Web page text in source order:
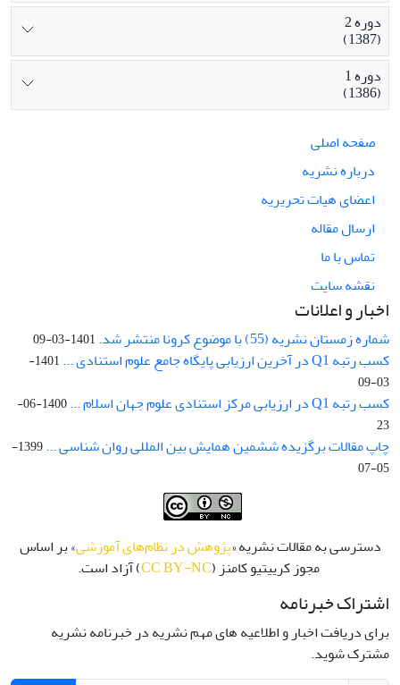
دوره 2
(1387)
دوره 1
(1386)
صفحه اصلی
درباره نشریه
اعضای هیات تحریریه
ارسال مقاله
تماس با ما
نقشه سایت
اخبار و اعلانات
شماره زمستان نشریه (55) با موضوع کرونا منتشر شد. 1401-03-09
کسب رتبه Q1 در آخرین ارزیابی پایگاه جامع علوم استنادی ...
1401-
03-09
کسب رتبه Q1 در ارزیابی مرکز استنادی علوم جهان اسلام ...
1400-06-
23
چاپ مقالات برگزیده ششمین همایش بین المللی روان شناسی ...
1399-
05-07
دسترسی به مقالات نشریه «پژوهش در نظام‌های آموزشی» بر اساس
مجوز کرییتیو کامنز (CC BY-NC) آزاد است.
اشتراک خبرنامه
برای دریافت اخبار و اطلاعیه های مهم نشریه در خبرنامه نشریه
مشترک شوید.